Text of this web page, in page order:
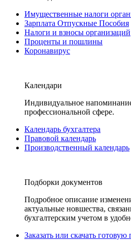
Имущественные налоги
Зарплата Отпускные Пособия
Налоги и взносы организаций
Проценты и пошлины
Коронавирус
Календари
Индивидуальное
профессиональной сфере.
Календарь бухгалтера
Правовой календарь
Производственный календарь
Подборки документов
Подробное описание
актуальные новшества,
бухгалтерским учетом в
Заказать или скачать готовую